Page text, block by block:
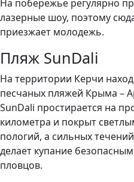
На побережье регулярно
лазерные шоу, поэтому
приезжает молодежь.
Пляж SunDali
На территории Керчи
песчаных пляжей Крыма –
SunDali простирается на
километра и покрыт
пологий, а сильных
делает купание
пловцов.